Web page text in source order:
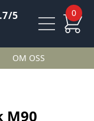
5 0
OM OSS
M90